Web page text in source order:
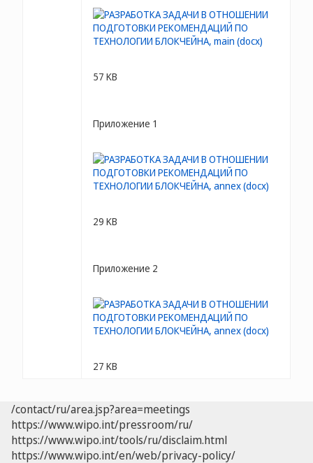
57 KB
Приложение 1
29 KB
Приложение 2
27 KB
/contact/ru/area.jsp?area=meetings
https://www.wipo.int/pressroom/ru/
https://www.wipo.int/tools/ru/disclaim.html
https://www.wipo.int/en/web/privacy-policy/